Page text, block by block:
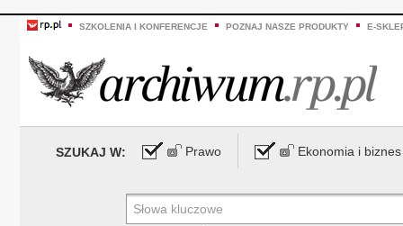
SZKOLENIA I KONFERENCJE POZNAJ NASZE PRODUKTY E-
SZUKAJ W: Prawo Ekonomia i biznes